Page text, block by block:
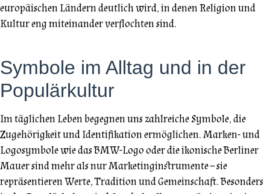
europäischen Ländern deutlich wird, in denen Religion und
Kultur eng miteinander verflochten sind.
Symbole im Alltag und in der
Populärkultur
Im täglichen Leben begegnen uns zahlreiche Symbole, die
Zugehörigkeit und Identifikation ermöglichen. Marken- und
Logosymbole wie das BMW-Logo oder die ikonische Berliner
Mauer sind mehr als nur Marketinginstrumente – sie
repräsentieren Werte, Tradition und Gemeinschaft. Besonders